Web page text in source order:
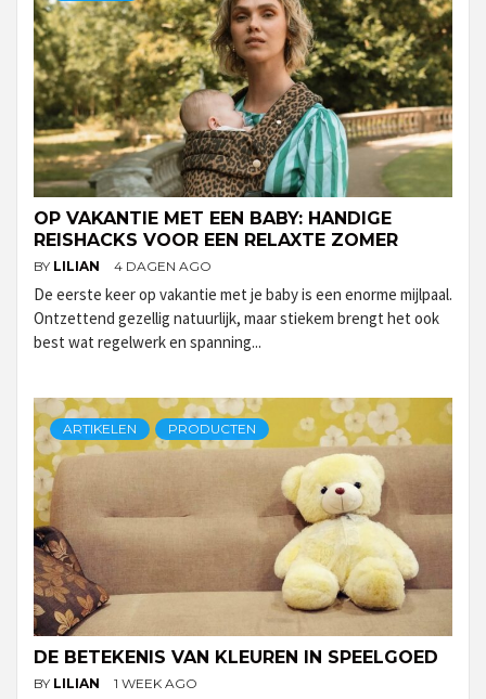
OP VAKANTIE MET EEN BABY: HANDIGE
REISHACKS VOOR EEN RELAXTE ZOMER
BY LILIAN 4 DAGEN AGO
De eerste keer op vakantie met je baby is een enorme mijlpaal.
Ontzettend gezellig natuurlijk, maar stiekem brengt het ook
best wat regelwerk en spanning...
ARTIKELEN PRODUCTEN
DE BETEKENIS VAN KLEUREN IN SPEELGOED
BY LILIAN 1 WEEK AGO